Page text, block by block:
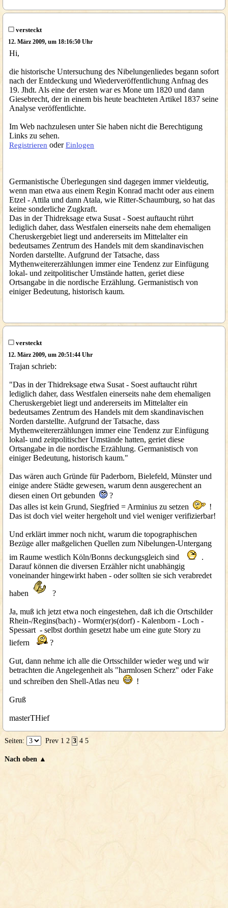
versteckt
12. März 2009, um 18:16:50 Uhr
Hi,
die historische Untersuchung des Nibelungenliedes begann sofort
nach der Entdeckung und Wiederveröffentlichung Anfnag des
19. Jhdt. Als eine der ersten war es Mone um 1820 und dann
Giesebrecht, der in einem bis heute beachteten Artikel 1837 seine
Analyse veröffentlichte.
Im Web nachzulesen unter Sie haben nicht die Berechtigung
Links zu sehen.
Registrieren oderEinlogen
Germanistische Überlegungen sind dagegen immer vieldeutig,
wenn man etwa aus einem Regin Konrad macht oder aus einem
Etzel - Attila und dann Atala, wie Ritter-Schaumburg, so hat das
keine sonderliche Zugkraft.
Das in der Thidreksage etwa Susat - Soest auftaucht rührt
lediglich daher, dass Westfalen einerseits nahe dem ehemaligen
Cheruskergebiet liegt und andererseits im Mittelalter ein
bedeutsames Zentrum des Handels mit dem skandinavischen
Norden darstellte. Aufgrund der Tatsache, dass
Mythenweitererzählungen immer eine Tendenz zur Einfügung
lokal- und zeitpolitischer Umstände hatten, geriet diese
Ortsangabe in die nordische Erzählung. Germanistisch von
einiger Bedeutung, historisch kaum.
versteckt
12. März 2009, um 20:51:44 Uhr
Trajan schrieb:
"Das in der Thidreksage etwa Susat - Soest auftaucht rührt
lediglich daher, dass Westfalen einerseits nahe dem ehemaligen
Cheruskergebiet liegt und andererseits im Mittelalter ein
bedeutsames Zentrum des Handels mit dem skandinavischen
Norden darstellte. Aufgrund der Tatsache, dass
Mythenweitererzählungen immer eine Tendenz zur Einfügung
lokal- und zeitpolitischer Umstände hatten, geriet diese
Ortsangabe in die nordische Erzählung. Germanistisch von
einiger Bedeutung, historisch kaum."
Das wären auch Gründe für Paderborn, Bielefeld, Münster und
einige andere Städte gewesen, warum denn ausgerechent an
diesen einen Ort gebunden
?
Das alles ist kein Grund, Siegfried = Arminius zu setzen
!
Das ist doch viel weiter hergeholt und viel weniger verifizierbar!
Und erklärt immer noch nicht, warum die topographischen
Bezüge aller maßgelichen Quellen zum Nibelungen-Untergang
im Raume westlich Köln/Bonns deckungsgleich sind
.
Darauf können die diversen Erzähler nicht unabhängig
voneinander hingewirkt haben - oder sollten sie sich verabredet
haben ?
Ja, muß ich jetzt etwa noch eingestehen, daß ich die Ortschilder
Rhein-/Regins(bach) - Worm(er)s(dorf) - Kalenborn - Loch -
Spessart - selbst dorthin gesetzt habe um eine gute Story zu
liefern
?
Gut, dann nehme ich alle die Ortsschilder wieder weg und wir
betrachten die Angelegenheit als "harmlosen Scherz" oder Fake
und schreiben den Shell-Atlas neu
!
Gruß
masterTHief
Seiten: Prev 1 2 3 4 5
Nach oben ▲